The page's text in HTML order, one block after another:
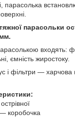
парасолька
парасольки
входять:
ємність жиростоку.
і фільтри — харчова
коробочка